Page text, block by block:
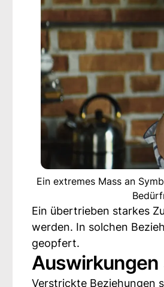
Ein extremes Mass an
Ein übertrieben starkes
werden. In solchen
geopfert.
Auswirkungen
Verstrickte Beziehungen